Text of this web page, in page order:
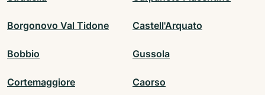
Borgonovo Val Tidone Castell'Arquato
Bobbio Gussola
Cortemaggiore Caorso